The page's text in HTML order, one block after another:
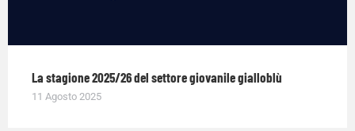
La stagione 2025/26 del settore giovanile gialloblù
11 Agosto 2025